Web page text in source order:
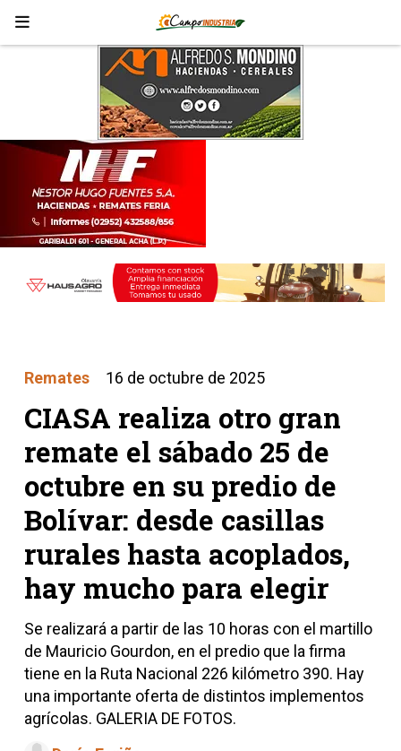
CIASA realiza otro gran
remate el sábado 25 de
octubre en su predio de
Bolívar: desde casillas
rurales hasta acoplados,
hay mucho para elegir
Se realizará a partir de las 10 horas con el martillo
de Mauricio Gourdon, en el predio que la firma
tiene en la Ruta Nacional 226 kilómetro 390. Hay
una importante oferta de distintos implementos
agrícolas. GALERIA DE FOTOS.
Remates 16 de octubre de 2025